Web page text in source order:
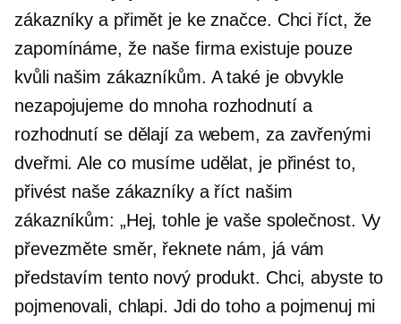
zákazníky a přimět je ke značce. Chci říct, že
zapomínáme, že naše firma existuje pouze
kvůli našim zákazníkům. A také je obvykle
nezapojujeme do mnoha rozhodnutí a
rozhodnutí se dělají za webem, za zavřenými
dveřmi. Ale co musíme udělat, je přinést to,
přivést naše zákazníky a říct našim
zákazníkům: „Hej, tohle je vaše společnost. Vy
převezměte směr, řeknete nám, já vám
představím tento nový produkt. Chci, abyste to
pojmenovali, chlapi. Jdi do toho a pojmenuj mi